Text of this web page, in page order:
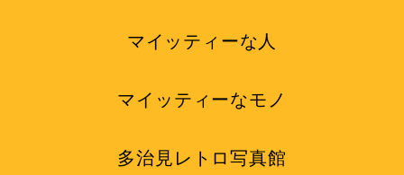
マイッティーな人
マイッティーなモノ
多治見レトロ写真館